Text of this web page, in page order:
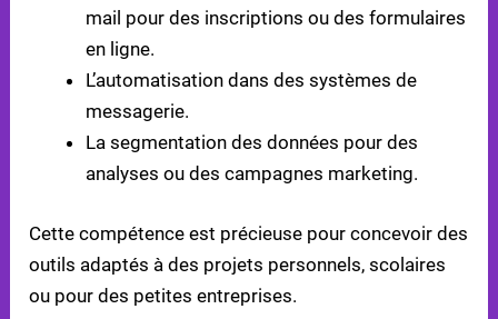
mail pour des inscriptions ou des formulaires
en ligne.
L’automatisation dans des systèmes de
messagerie.
La segmentation des données pour des
analyses ou des campagnes marketing.
Cette compétence est précieuse pour concevoir des
outils adaptés à des projets personnels, scolaires
ou pour des petites entreprises.